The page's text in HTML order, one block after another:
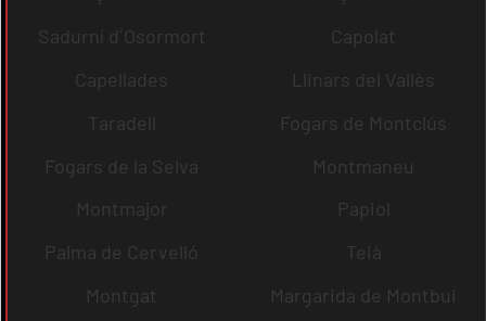
Sadurní d´Osormort
Capolat
Capellades
Llinars del Vallès
Taradell
Fogars de Montclús
Fogars de la Selva
Montmaneu
Montmajor
Papiol
Palma de Cervelló
Teià
Montgat
Margarida de Montbui